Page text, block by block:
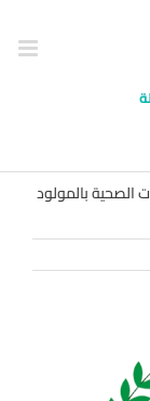
بالمولود